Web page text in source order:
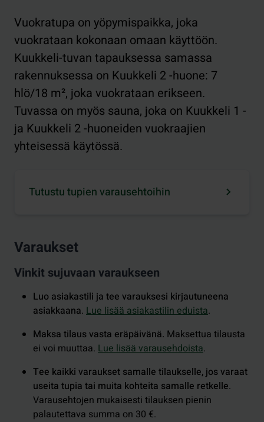
Vuokratupa on yöpymispaikka, joka
vuokrataan kokonaan omaan käyttöön.
Kuukkeli-tuvan tapauksessa samassa
rakennuksessa on Kuukkeli 2 -huone: 7
hlö/18 m², joka vuokrataan erikseen.
Tuvassa on myös sauna, joka on Kuukkeli 1 -
ja Kuukkeli 2 -huoneiden vuokraajien
yhteisessä käytössä.
Tutustu tupien varausehtoihin
Varaukset
Vinkit sujuvaan varaukseen
Luo asiakastili ja tee varauksesi kirjautuneena
asiakkaana. Lue lisää asiakastilin eduista.
Maksa tilaus vasta eräpäivänä. Maksettua tilausta
ei voi muuttaa. Lue lisää varausehdoista.
Tee kaikki varaukset samalle tilaukselle, jos varaat
useita tupia tai muita kohteita samalle retkelle.
Varausehtojen mukaisesti tilauksen pienin
palautettava summa on 30 €.